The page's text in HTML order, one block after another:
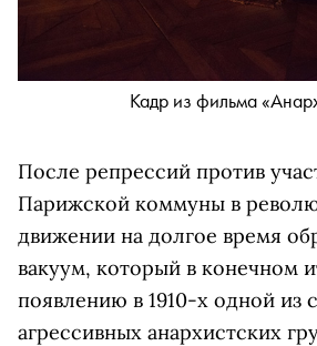
Кадр из фильма
После репрессий против
Парижской коммуны в
движении на долгое время
вакуум, который в конечном
появлению в 1910-х одной из
агрессивных анархистских